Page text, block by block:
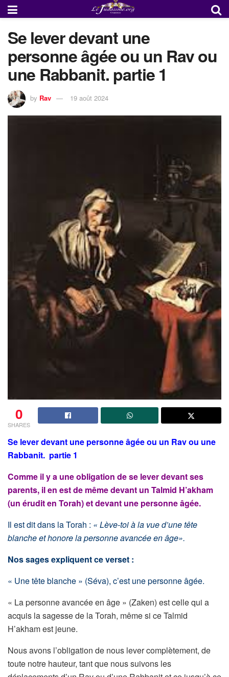
Se lever devant une
personne âgée ou un Rav ou
une Rabbanit. partie 1
by Rav 19 août 2024
0
SHARES
Se lever devant une personne âgée ou un Rav ou une
Rabbanit. partie 1
Comme il y a une obligation de se lever devant ses
parents, il en est de même devant un Talmid H’akham
(un érudit en Torah) et devant une personne âgée.
Il est dit dans la Torah : « Lève-toi à la vue d’une tête
blanche et honore la personne avancée en âge».
Nos sages expliquent ce verset :
« Une tête blanche » (Séva), c’est une personne âgée.
« La personne avancée en âge » (Zaken) est celle qui a
acquis la sagesse de la Torah, même si ce Talmid
H’akham est jeune.
Nous avons l’obligation de nous lever complètement, de
toute notre hauteur, tant que nous suivons les